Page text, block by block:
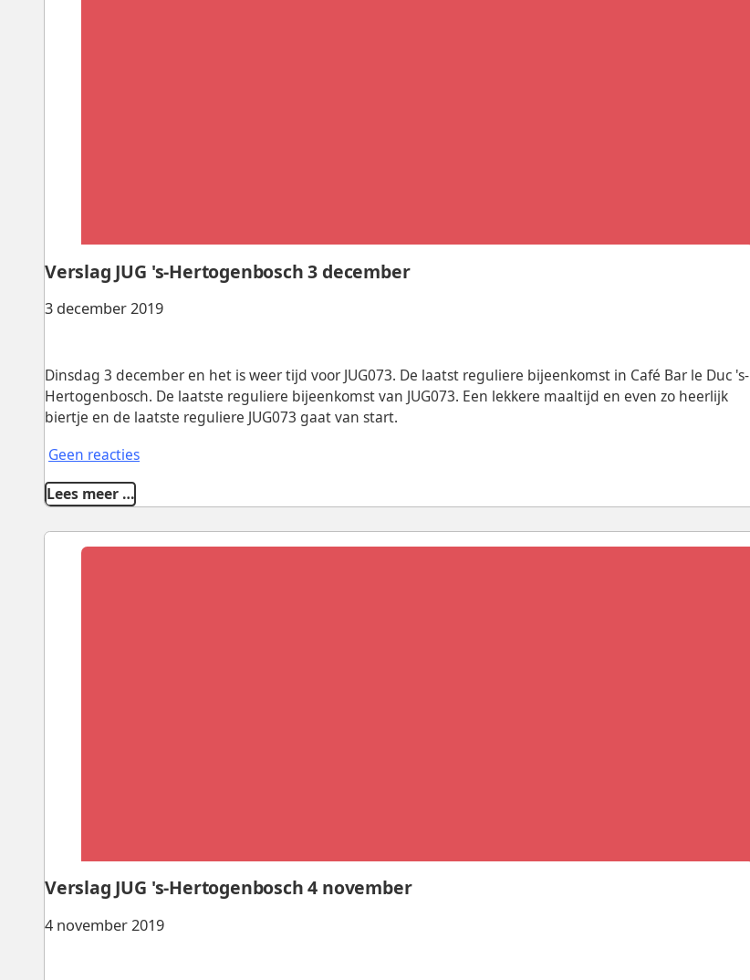
3 december 2019
Verslag JUG 's-Hertogenbosch 3 december
Dinsdag 3 december en het is weer tijd voor JUG073. De laatst reguliere bijeenkomst in Café Bar le Duc 's-
Hertogenbosch. De laatste reguliere bijeenkomst van JUG073. Een lekkere maaltijd en even zo heerlijk
biertje en de laatste reguliere JUG073 gaat van start.
Geen reacties
Lees meer …
4 november 2019
Verslag JUG 's-Hertogenbosch 4 november